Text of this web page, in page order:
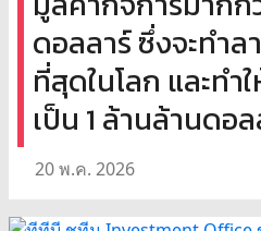
ดอลลาร์ ซึ่งจะทำ
ที่สุดในโลก และทำ
เป็น 1 ล้านล้านดอ
20 พ.ค. 2026